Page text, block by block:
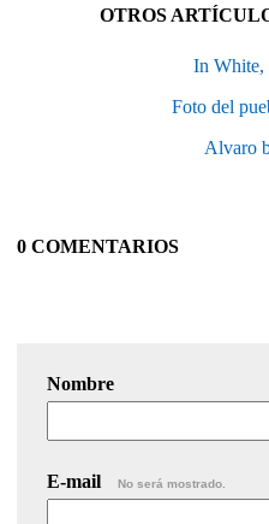
OTROS
In White,
Foto del
Alvaro
0 COMENTARIOS
Nombre
E-mail No será mostrado.